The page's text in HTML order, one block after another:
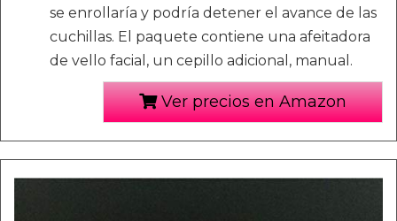
se enrollaría y podría detener el avance de las
cuchillas. El paquete contiene una afeitadora
de vello facial, un cepillo adicional, manual.
Ver precios en Amazon